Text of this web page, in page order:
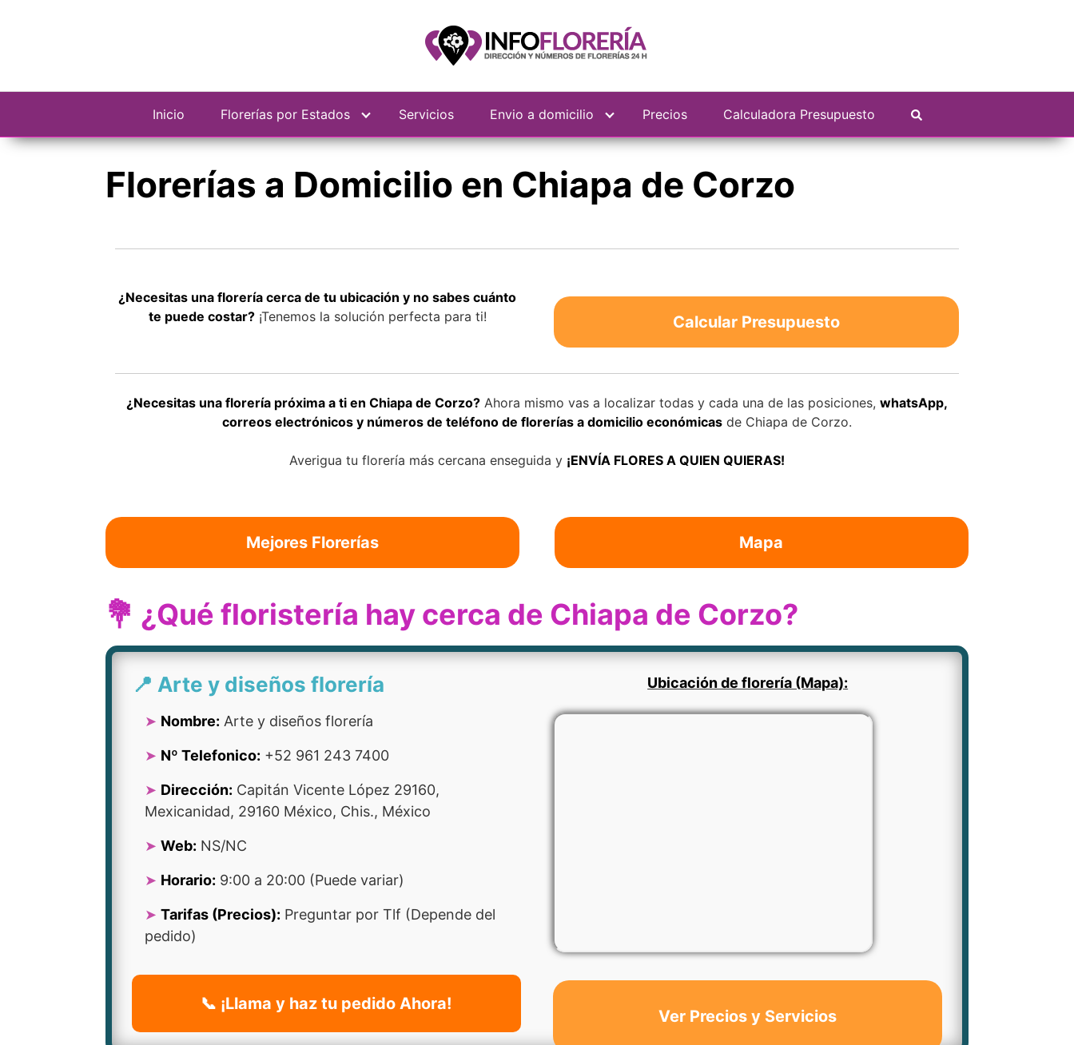
Inicio Florerías por Estados Servicios Envio a domicilio Precios Calculadora Presupuesto
Florerías a Domicilio en Chiapa de Corzo
¿Necesitas una florería cerca de tu ubicación y no sabes cuánto
te puede costar?¡Tenemos la solución perfecta para ti! Calcular Presupuesto
¿Necesitas una florería próxima a ti en Chiapa de Corzo? Ahora mismo vas a localizar todas y cada una de las posiciones, whatsApp,
correos electrónicos y números de teléfono de florerías a domicilio económicas de Chiapa de Corzo.
Averigua tu florería más cercana enseguida y ¡ENVÍA FLORES A QUIEN QUIERAS!
Mejores Florerías Mapa
💐 ¿Qué floristería hay cerca de Chiapa de Corzo?
📍 Arte y diseños florería
Nombre: Arte y diseños florería
Nº Telefonico: +52 961 243 7400
Dirección: Capitán Vicente López 29160,
Mexicanidad, 29160 México, Chis., México
Web: NS/NC
Horario: 9:00 a 20:00 (Puede variar)
Tarifas (Precios): Preguntar por Tlf (Depende del
pedido)
📞 ¡Llama y haz tu pedido Ahora!
Ubicación de florería (Mapa):
Ver Precios y Servicios